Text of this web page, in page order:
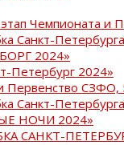
Чемпионата и
Санкт-
2024»
Петербург 2024»
Первенство СЗФО,
Санкт-
НОЧИ 2024»
САНКТ-